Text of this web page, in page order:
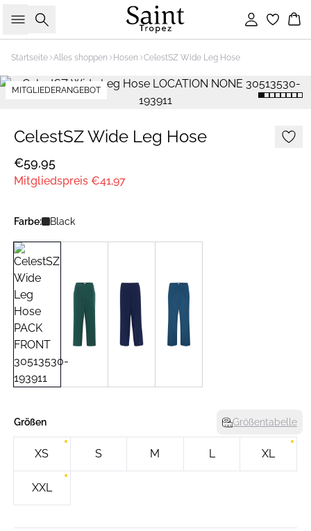
Suche Einloggen
Startseite Alles shoppen Hosen CelestSZ Wide Leg Hose
MITGLIEDERANGEBOT
CelestSZ Wide Leg Hose
€59,95
Mitgliedspreis €41,97
Farbe: Black
Größen Größentabelle
XS S M L XL
XXL